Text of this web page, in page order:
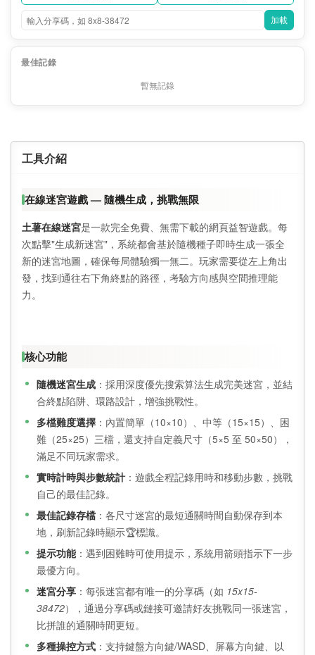
加載
最佳記錄
暫無記錄
工具介紹
在線迷宮遊戲 — 隨機生成，挑戰無限
土薯在線迷宮是一款完全免費、無需下載的網頁益智遊戲。每
次點擊"生成新迷宮"，系統都會基於隨機種子即時生成一張全
新的迷宮地圖，確保每局體驗獨一無二。玩家需要從左上角出
發，找到通往右下角終點的路徑，考驗方向感與空間推理能
力。
核心功能
隨機迷宮生成 ：採用深度優先搜索算法生成完美迷宮，並結
合終點陷阱、環路設計，增強挑戰性。
多檔難度選擇 ：內置簡單（10×10）、中等（15×15）、困
難（25×25）三檔，還支持自定義尺寸（5×5 至 50×50），
滿足不同玩家需求。
實時計時與步數統計 ：遊戲全程記錄用時和移動步數，挑戰
自己的最佳記錄。
最佳記錄存檔 ：各尺寸迷宮的最短通關時間自動保存到本
地，刷新記錄時顯示🏆標識。
提示功能：遇到困難時可使用提示，系統用箭頭指示下一步
最優方向。
迷宮分享 ：每張迷宮都有唯一的分享碼（如 15x15-
38472），通過分享碼或鏈接可邀請好友挑戰同一張迷宮，
比拼誰的通關時間更短。
多種操控方式 ：支持鍵盤方向鍵/WASD、屏幕方向鍵、以